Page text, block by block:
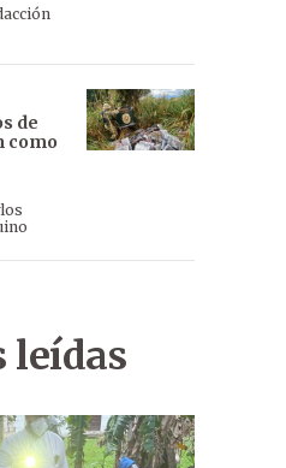
de
como
leídas